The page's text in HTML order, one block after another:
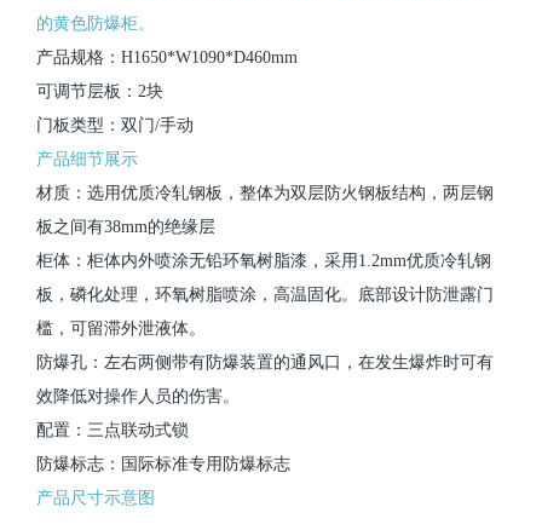
的黄色防爆柜。
产品规格：H1650*W1090*D460mm
可调节层板：2块
门板类型：双门/手动
产品细节展示
材质：选用优质冷轧钢板，整体为双层防火钢板结构，两层钢
板之间有38mm的绝缘层
柜体：柜体内外喷涂无铅环氧树脂漆，采用1.2mm优质冷轧钢
板，磷化处理，环氧树脂喷涂，高温固化。底部设计防泄露门
槛，可留滞外泄液体。
防爆孔：左右两侧带有防爆装置的通风口，在发生爆炸时可有
效降低对操作人员的伤害。
配置：三点联动式锁
防爆标志：国际标准专用防爆标志
产品尺寸示意图